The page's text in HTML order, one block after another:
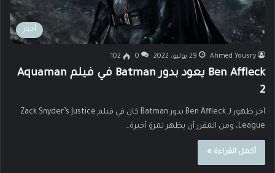
أخبار
Ahmed Yousry 29 يوليو، 2022 0
102
Ben Affleck يعود بدور Batman في فيلم Aquaman
2
آخر ظهور لـ Ben Affleck بدور Batman كان في فيلم Zack Snyder’s Justice
League، ومن المقرر أن يظهر لمرةٍ أخيرة…
أكمل القراءة »